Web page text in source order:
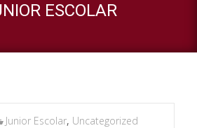
ESCOLAR
Junior Escolar, Uncategorized